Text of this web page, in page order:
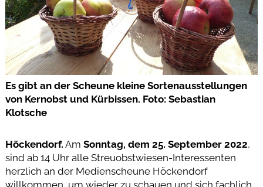
Es gibt an der Scheune kleine Sortenausstellungen
von Kernobst und Kürbissen. Foto: Sebastian
Klotsche
Höckendorf. Am Sonntag, dem 25. September 2022,
sind ab 14 Uhr alle Streuobstwiesen-Interessenten
herzlich an der Medienscheune Höckendorf
willkommen, um wieder zu schauen und sich fachlich